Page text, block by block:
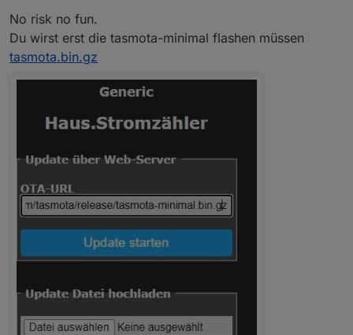
No risk no fun.
Du wirst erst die tasmota-minimal flashen müssen
tasmota.bin.gz